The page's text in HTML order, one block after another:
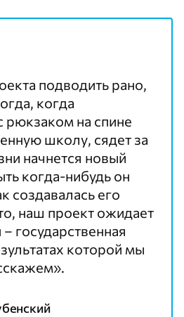
подводить рано,
когда
рюкзаком на спине
школу, сядет за
начнется новый
когда-нибудь он
создавалась его
наш проект ожидает
государственная
которой мы